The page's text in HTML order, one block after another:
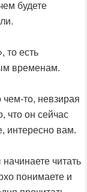
будете
то есть
временам.
то, невзирая
что он сейчас
интересно вам.
читать
понимаете и